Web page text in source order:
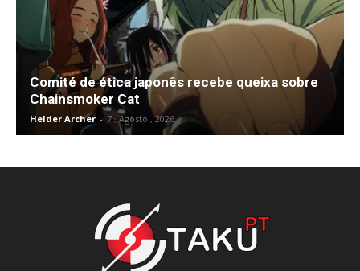
Comité de ética japonês recebe queixa sobre
Chainsmoker Cat
Helder Archer - 7 , Agosto , 2026